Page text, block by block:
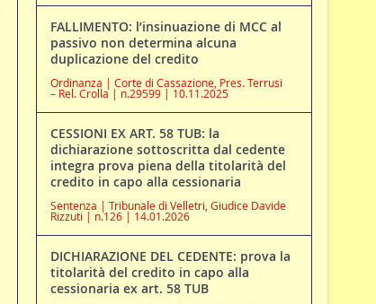
FALLIMENTO: l’insinuazione di MCC al
passivo non determina alcuna
duplicazione del credito
Ordinanza | Corte di Cassazione, Pres. Terrusi
– Rel. Crolla | n.29599 | 10.11.2025
CESSIONI EX ART. 58 TUB: la
dichiarazione sottoscritta dal cedente
integra prova piena della titolarità del
credito in capo alla cessionaria
Sentenza | Tribunale di Velletri, Giudice Davide
Rizzuti | n.126 | 14.01.2026
DICHIARAZIONE DEL CEDENTE: prova la
titolarità del credito in capo alla
cessionaria ex art. 58 TUB